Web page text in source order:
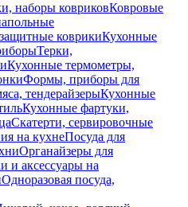
наборы ковриковКовровые
коврикиКухонные
Терки,
Кухонные термометры,
Формы, приборы для
тендерайзерыКухонные
Кухонные фартуки,
Скатерти, сервировочные
на кухнеПосуда для
Органайзеры для
и аксессуары на
Одноразовая посуда,